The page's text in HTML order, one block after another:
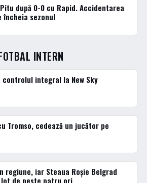
după 0-0 cu Rapid. Accidentarea
încheia sezonul
INTERN
controlul integral la New Sky
Tromso, cedează un jucător pe
regiune, iar Steaua Roșie Belgrad
lot de peste patru ori